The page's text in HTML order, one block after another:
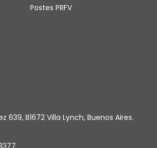
Postes PRFV
639, B1672 Villa Lynch, Buenos Aires.